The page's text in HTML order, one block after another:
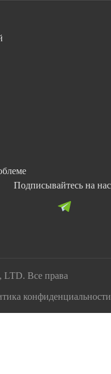
Подписывайтесь на нас
Все права
конфиденциальности